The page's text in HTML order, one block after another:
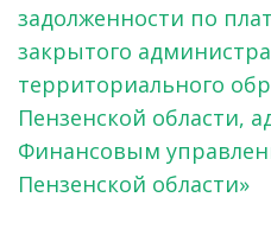
задолженности по
закрытого
территориального
Пензенской области,
Финансовым
Пензенской области»